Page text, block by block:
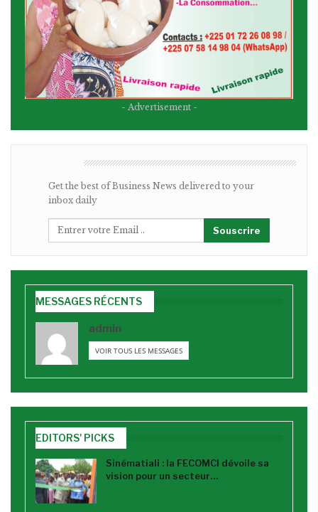
- Advertisement -
Get the best of Business News delivered to your
inbox daily
Souscrire
MESSAGES RÉCENTS
admin
VOIR TOUS LES MESSAGES
EDITORS' PICKS
Sinématiali : la FECOMCI dévoile sa
vision pour un secteur…